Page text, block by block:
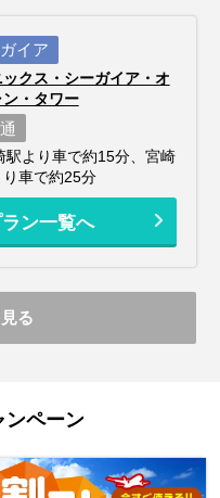
イア
ックス・シーガイア・オ
ン・タワー
駅より車で約15分、宮崎
り車で約25分
ン一覧へ
る
ンペーン